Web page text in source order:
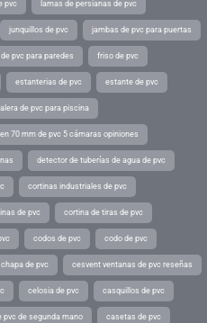
pvc lamas de persianas de pvc
junquillos de pvc jambas de pvc para puertas
pvc para paredes friso de pvc
estanterias de pvc estante de pvc
de pvc para piscina
70 mm de pvc 5 cámaras opiniones
detector de tuberías de agua de pvc
cortinas industriales de pvc
de pvc cortina de tiras de pvc
codos de pvc codo de pvc
chapa de pvc cesvent ventanas de pvc reseñas
celosia de pvc casquillos de pvc
pvc de segunda mano casetas de pvc